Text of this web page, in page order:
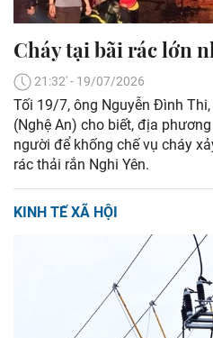
Cháy tại bãi rác lớn
21:32' - 19/07/2026
Tối 19/7, ông Nguyễn Đình
(Nghệ An) cho biết, địa
người để khống chế vụ cháy
rác thải rắn Nghi Yên.
KINH TẾ XÃ HỘI